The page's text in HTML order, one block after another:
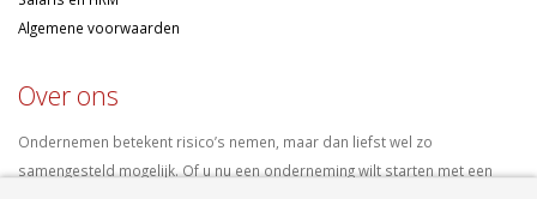
Ondernemen betekent risico’s nemen, maar dan liefst wel zo
goed financieel plan, uw bedrijf wilt uitbreiden op basis van gedegen
nodig heeft, bij ons bent u aan het goede adres.